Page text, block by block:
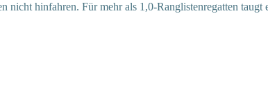
nicht hinfahren. Für mehr als 1,0-Ranglistenregatten